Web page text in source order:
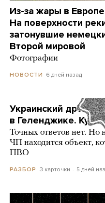
Из-за жары в
На поверхности
затонувшие
Второй мировой
Фотографии
НОВОСТИ 6 дней назад
Украинский дрон
в Геленджике. Куда
Точных ответов нет. Но
ЧП находится объект,
ПВО
РАЗБОР 3 карточки 5 дней